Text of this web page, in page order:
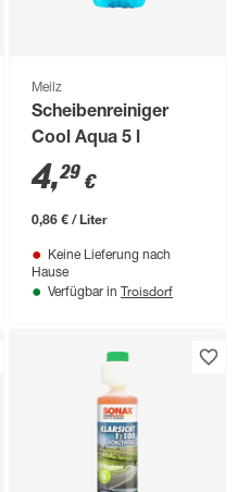
Meilz
Scheibenreiniger
Cool Aqua 5 l
4,29 €
0,86 € / Liter
Keine Lieferung nach
Hause
Verfügbar in Troisdorf